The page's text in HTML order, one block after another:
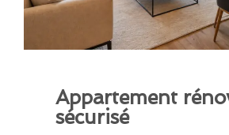
Appartement
sécurisé